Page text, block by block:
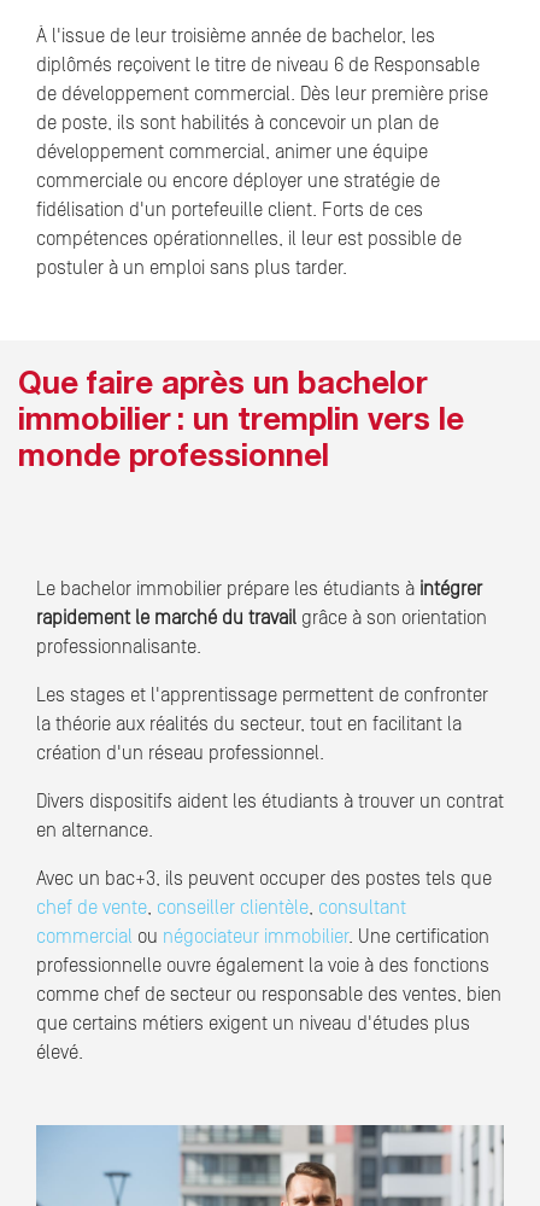
À l'issue de leur troisième année de bachelor, les
diplômés reçoivent le titre de niveau 6 de Responsable
de développement commercial. Dès leur première prise
de poste, ils sont habilités à concevoir un plan de
développement commercial, animer une équipe
commerciale ou encore déployer une stratégie de
fidélisation d'un portefeuille client. Forts de ces
compétences opérationnelles, il leur est possible de
postuler à un emploi sans plus tarder.
Que faire après un bachelor
immobilier : un tremplin vers le
monde professionnel
Le bachelor immobilier prépare les étudiants à intégrer
rapidement le marché du travail grâce à son orientation
professionnalisante.
Les stages et l'apprentissage permettent de confronter
la théorie aux réalités du secteur, tout en facilitant la
création d'un réseau professionnel.
Divers dispositifs aident les étudiants à trouver un contrat
en alternance.
Avec un bac+3, ils peuvent occuper des postes tels que
chef de vente, conseiller clientèle, consultant
commercial ou négociateur immobilier. Une certification
professionnelle ouvre également la voie à des fonctions
comme chef de secteur ou responsable des ventes, bien
que certains métiers exigent un niveau d'études plus
élevé.